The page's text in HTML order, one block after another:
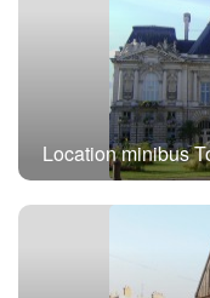
Location minibus